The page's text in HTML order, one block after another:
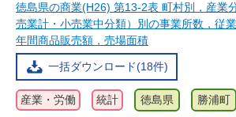
徳島県の商業(H26) 第13-2表 町村別，産業
売業計・小売業中分類）別の事業所数，従業
年間商品販売額，売場面積
一括ダウンロード(18件)
産業・労働 統計 徳島県 勝浦町